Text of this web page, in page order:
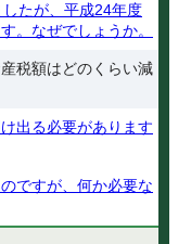
たが、平成24年度
。なぜでしょうか。
税額はどのくらい減
出る必要があります
ですが、何か必要な